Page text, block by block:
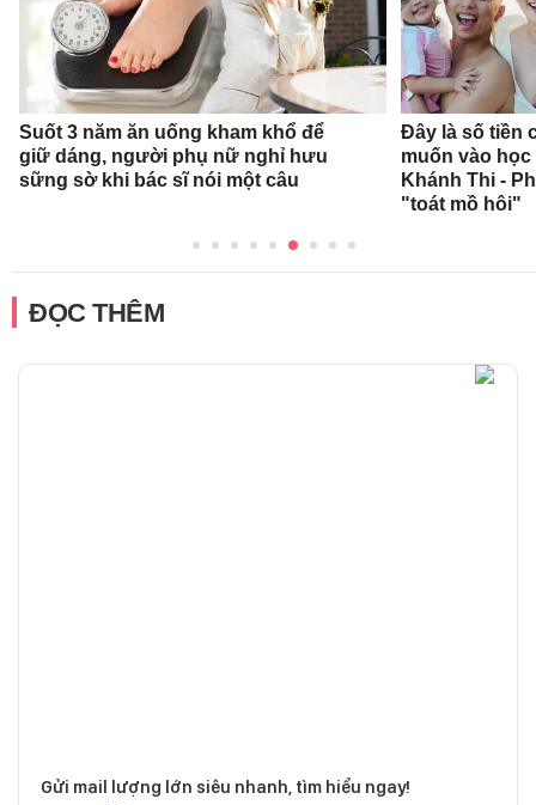
Suốt 3 năm ăn uống kham khổ để
giữ dáng, người phụ nữ nghỉ hưu
sững sờ khi bác sĩ nói một câu
Đây là số tiền
muốn vào
Khánh Thi -
"toát mồ hôi"
ĐỌC THÊM
Gửi mail lượng lớn siêu nhanh, tìm hiểu ngay!